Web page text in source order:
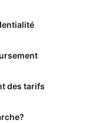
des tarifs